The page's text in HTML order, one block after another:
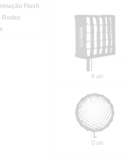
Flash
Rodas
6 un
0 un